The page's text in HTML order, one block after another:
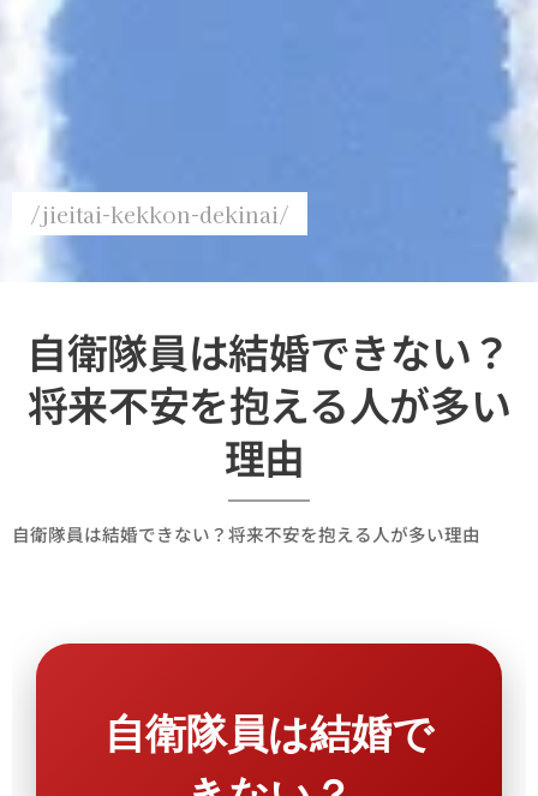
/jieitai-kekkon-dekinai/
自衛隊員は結婚できない？
将来不安を抱える人が多い
理由
自衛隊員は結婚できない？将来不安を抱える人が多い理由
自衛隊員は結婚で